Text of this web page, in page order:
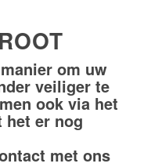
om uw
veiliger te
ook via het
het er nog
met ons